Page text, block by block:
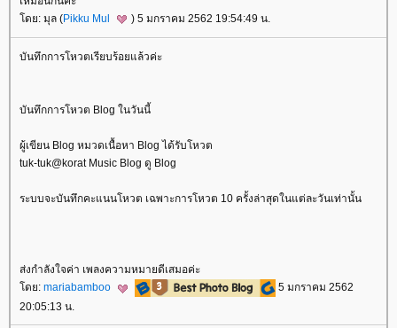
ดย: มุล (Pikku Mul ) 5 มกราคม 2562 19:54:49 น.
บันทึกการโหวตเรียบร้อยแล้วค่ะ
บันทึกการโหวต Blog ในวันนี้
ผู้เขียน Blog หมวดเนื้อหา Blog ได้รับโหวต
tuk-tuk@korat Music Blog ดู Blog
ระบบจะบันทึกคะแนนโหวต เฉพาะการโหวต 10 ครั้งล่าสุดในแต่ละวันเท่านั้น
ส่งกำลังใจค่า เพลงความหมายดีเสมอค่ะ
ดย: mariabamboo
5 มกราคม 2562
20:05:13 น.